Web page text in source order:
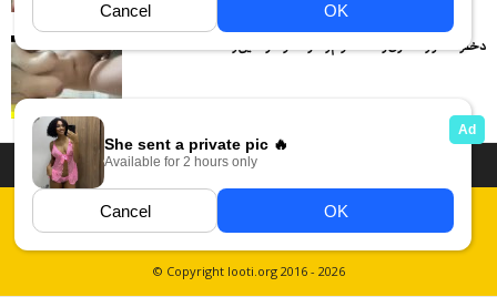
دختره لاغر و حشری رفته حموم و داره خود ارضایی و...
دسته بندی فیلم های سکسی
داستان سکسی ایرانی
عکس سکسی ایرانی
فیلم های سکسی زهرا قوانین
Report Abuse
© Copyright looti.org 2016 - 2026